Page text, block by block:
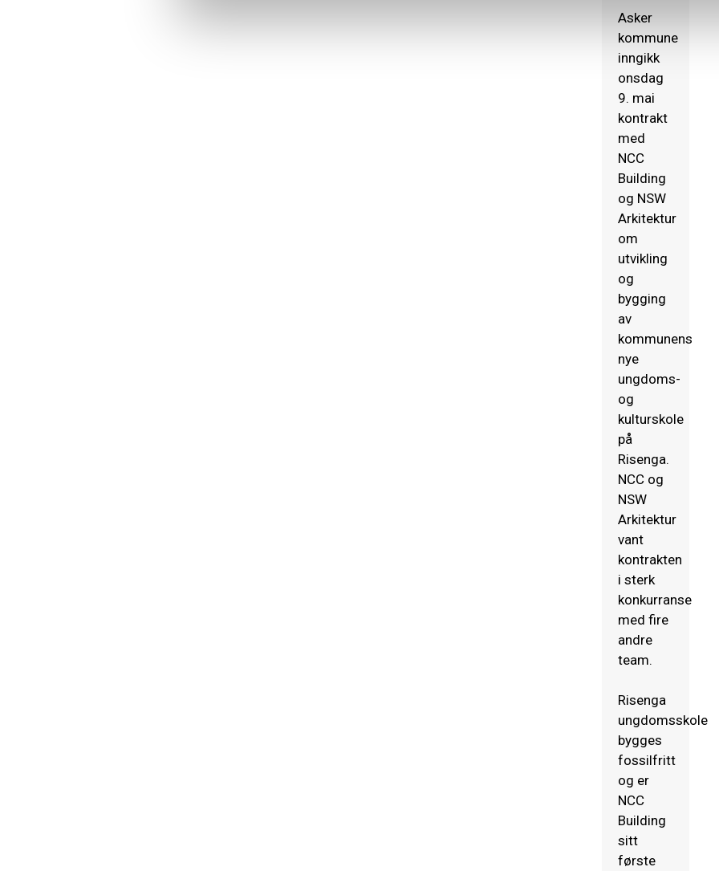
Asker
kommune
inngikk
onsdag
9. mai
kontrakt
med
NCC
Building
og NSW
Arkitektur
om
utvikling
og
bygging
av
kommunens
nye
ungdoms-
og
kulturskole
på
Risenga.
NCC og
NSW
Arkitektur
vant
kontrakten
i sterk
konkurranse
med fire
andre
team.
Risenga
ungdomsskole
bygges
fossilfritt
og er
NCC
Building
sitt
første